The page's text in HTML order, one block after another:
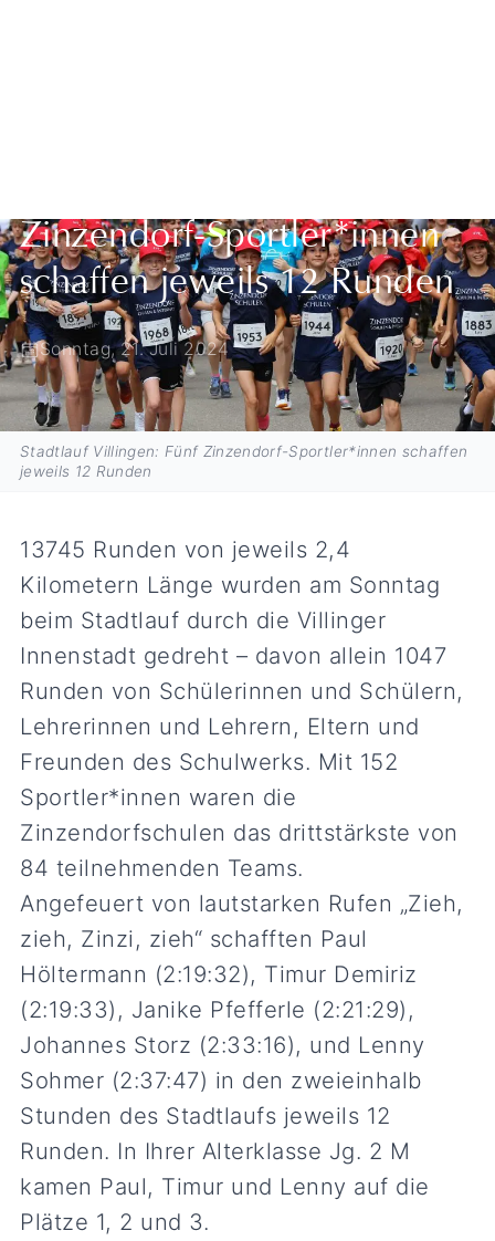
Zinzendorf-Sportler*innen
schaffen jeweils 12 Runden
Sonntag, 21. Juli 2024
Stadtlauf Villingen: Fünf Zinzendorf-Sportler*innen schaffen
jeweils 12 Runden
13745 Runden von jeweils 2,4
Kilometern Länge wurden am Sonntag
beim Stadtlauf durch die Villinger
Innenstadt gedreht – davon allein 1047
Runden von Schülerinnen und Schülern,
Lehrerinnen und Lehrern, Eltern und
Freunden des Schulwerks. Mit 152
Sportler*innen waren die
Zinzendorfschulen das drittstärkste von
84 teilnehmenden Teams.
Angefeuert von lautstarken Rufen „Zieh,
zieh, Zinzi, zieh“ schafften Paul
Höltermann (2:19:32), Timur Demiriz
(2:19:33), Janike Pfefferle (2:21:29),
Johannes Storz (2:33:16), und Lenny
Sohmer (2:37:47) in den zweieinhalb
Stunden des Stadtlaufs jeweils 12
Runden. In Ihrer Alterklasse Jg. 2 M
kamen Paul, Timur und Lenny auf die
Plätze 1, 2 und 3.